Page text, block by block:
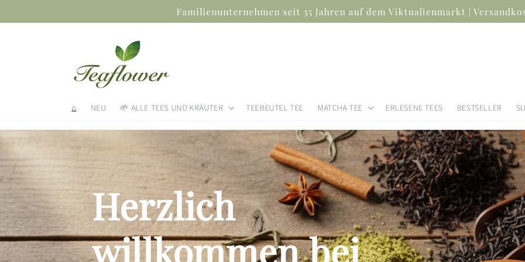
Inhalt
Familienunternehmen seit 35 Jahren auf dem Viktualienmarkt |
⌂ NEU 🌱 ALLE TEES UND KRÄUTER TEEBEUTEL TEE MATCHA TEE ERLESENE TEES BESTSELLER
Herzlich
willkommen bei